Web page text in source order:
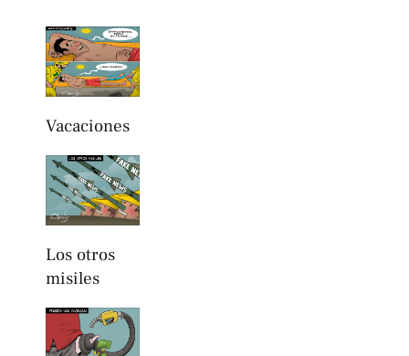
Vacaciones
Los otros
misiles